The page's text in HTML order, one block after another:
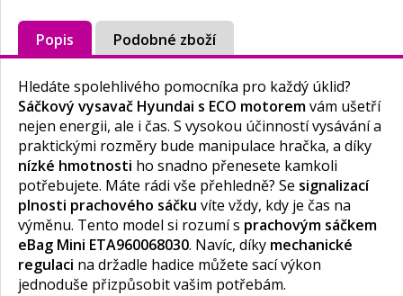
Popis Podobné zboží
Hledáte spolehlivého pomocníka pro každý úklid?
Sáčkový vysavač Hyundai s ECO motoremvám ušetří
nejen energii, ale i čas. S vysokou účinností vysávání a
praktickými rozměry bude manipulace hračka, a díky
nízké hmotnosti ho snadno přenesete kamkoli
potřebujete. Máte rádi vše přehledně? Se signalizací
plnosti prachového sáčku víte vždy, kdy je čas na
výměnu. Tento model si rozumí s prachovým sáčkem
eBag Mini ETA960068030. Navíc, díky mechanické
regulaci na držadle hadice můžete sací výkon
jednoduše přizpůsobit vašim potřebám.